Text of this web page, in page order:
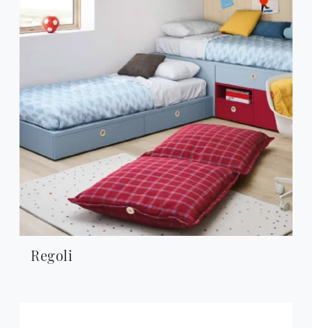
Regoli